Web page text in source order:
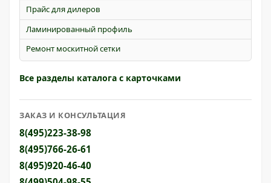
Прайс для дилеров
Ламинированный профиль
Ремонт москитной сетки
Все разделы каталога с карточками
ЗАКАЗ И КОНСУЛЬТАЦИЯ
8(495)223-38-98
8(495)766-26-61
8(495)920-46-40